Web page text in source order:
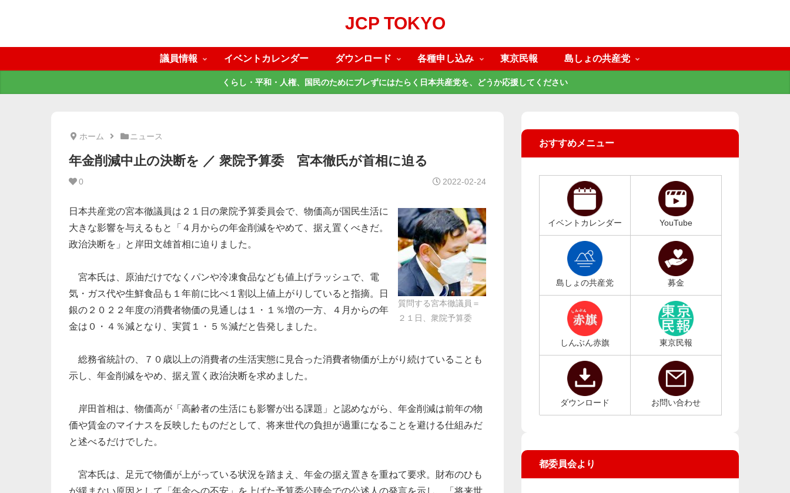
JCP TOKYO
議員情報 イベントカレンダー ダウンロード 各種申し込み 東京民報 島しょの共産党
くらし・平和・人権、国民のためにブレずにはたらく日本共産党を、どうか応援してください
ホーム ニュース
年金削減中止の決断を ／ 衆院予算委 宮本徹氏が首相に迫る
0 2022-02-24
質問する宮本徹議員＝
２１日、衆院予算委
日本共産党の宮本徹議員は２１日の衆院予算委員会で、物価高が国民生活に
大きな影響を与えるもと「４月からの年金削減をやめて、据え置くべきだ。
政治決断を」と岸田文雄首相に迫りました。
宮本氏は、原油だけでなくパンや冷凍食品なども値上げラッシュで、電
気・ガス代や生鮮食品も１年前に比べ１割以上値上がりしていると指摘。日
銀の２０２２年度の消費者物価の見通しは１・１％増の一方、４月からの年
金は０・４％減となり、実質１・５％減だと告発しました。
総務省統計の、７０歳以上の消費者の生活実態に見合った消費者物価が上がり続けていることも
示し、年金削減をやめ、据え置く政治決断を求めました。
岸田首相は、物価高が「高齢者の生活にも影響が出る課題」と認めながら、年金削減は前年の物
価や賃金のマイナスを反映したものだとして、将来世代の負担が過重になることを避ける仕組みだ
と述べるだけでした。
宮本氏は、足元で物価が上がっている状況を踏まえ、年金の据え置きを重ねて要求。財布のひも
が緩まない原因として「年金への不安」を上げた予算委公聴会での公述人の発言を示し、「将来世
おすすめメニュー
イベントカレンダー YouTube
島しょの共産党 募金
しんぶん赤旗 東京民報
ダウンロード お問い合わせ
都委員会より